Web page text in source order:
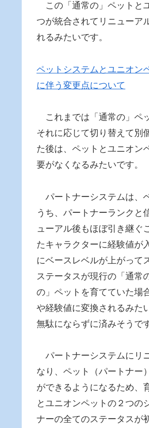
この「通常の」ペットと
つが統合されてリニューア
れるみたいです。
ペットシステムとユニオン
に伴う変更点について
これまでは「通常の」ペ
それに応じて切り替えて別
た後は、ペットとユニオン
要がなくなるみたいです。
パートナーシステムは、
うち、パートナーランクと
ューアル後もほぼ引き継ぐ
たキャラクターに経験値が
にベースレベルが上がって
ステータスが現行の「通常
の」ペットを育てていた場
や経験値に変換されるみた
無駄にならずに済みそうで
パートナーシステムにリ
なり、ペット（パートナー
ができるようになるため、
とユニオンペットの２つの
ナーの全てのステータスが